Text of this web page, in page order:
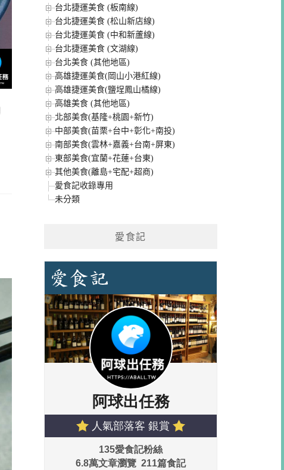
台北捷運美食 (板南線)
台北捷運美食 (松山新店線)
台北捷運美食 (中和新蘆線)
台北捷運美食 (文湖線)
台北美食 (其他地區)
高雄捷運美食(岡山小港紅線)
高雄捷運美食(鹽埕鳳山橘線)
高雄美食 (其他地區)
北部美食(基隆+桃園+新竹)
中部美食(苗栗+台中+彰化+南投)
南部美食(雲林+嘉義+台南+屏東)
東部美食(宜蘭+花蓮+台東)
其他美食(離島+宅配+超商)
愛食記收錄專用
未分類
愛食記